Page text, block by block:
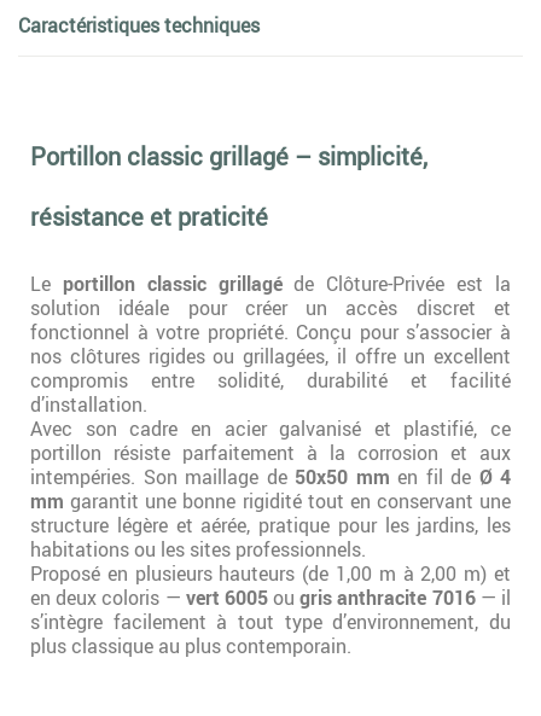
Caractéristiques techniques
Portillon classic grillagé – simplicité,
résistance et praticité
Le portillon classic grillagéde Clôture-Privée est la
solution idéale pour créer un accès discret et
fonctionnel à votre propriété. Conçu pour s’associer à
nos clôtures rigides ou grillagées, il offre un excellent
compromis entre solidité, durabilité et facilité
d’installation.
Avec son cadre en acier galvanisé et plastifié, ce
portillon résiste parfaitement à la corrosion et aux
intempéries. Son maillage de 50x50 mm en fil de Ø 4
mm garantit une bonne rigidité tout en conservant une
structure légère et aérée, pratique pour les jardins, les
habitations ou les sites professionnels.
Proposé en plusieurs hauteurs (de 1,00 m à 2,00 m) et
en deux coloris — vert 6005ougris anthracite 7016— il
s’intègre facilement à tout type d’environnement, du
plus classique au plus contemporain.